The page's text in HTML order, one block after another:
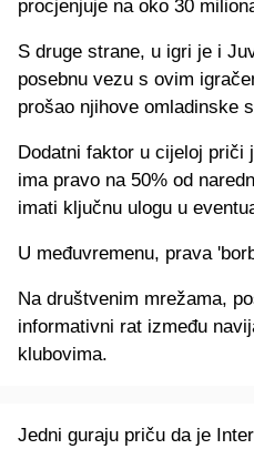
procjenjuje na oko 30
S druge strane, u igri je i
posebnu vezu s ovim
prošao njihove omladinske
Dodatni faktor u cijeloj priči
ima pravo na 50% od
imati ključnu ulogu u
U međuvremenu, prava
Na društvenim mrežama,
informativni rat između
klubovima.
Jedni guraju priču da je